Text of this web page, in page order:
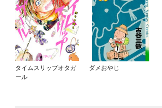
タイムスリップオタガ
ール
ダメおやじ